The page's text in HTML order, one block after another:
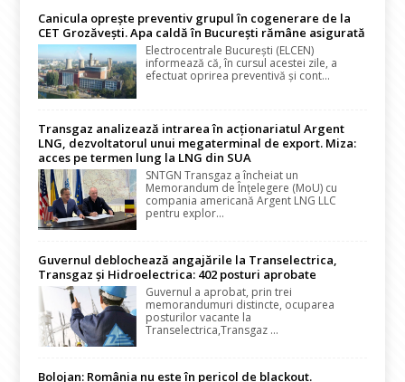
Canicula oprește preventiv grupul în cogenerare de la
CET Grozăvești. Apa caldă în București rămâne asigurată
Electrocentrale București (ELCEN)
informează că, în cursul acestei zile, a
efectuat oprirea preventivă și cont...
Transgaz analizează intrarea în acționariatul Argent
LNG, dezvoltatorul unui megaterminal de export. Miza:
acces pe termen lung la LNG din SUA
SNTGN Transgaz a încheiat un
Memorandum de Înțelegere (MoU) cu
compania americană Argent LNG LLC
pentru explor...
Guvernul deblochează angajările la Transelectrica,
Transgaz și Hidroelectrica: 402 posturi aprobate
Guvernul a aprobat, prin trei
memorandumuri distincte, ocuparea
posturilor vacante la
Transelectrica,Transgaz ...
Bolojan: România nu este în pericol de blackout.